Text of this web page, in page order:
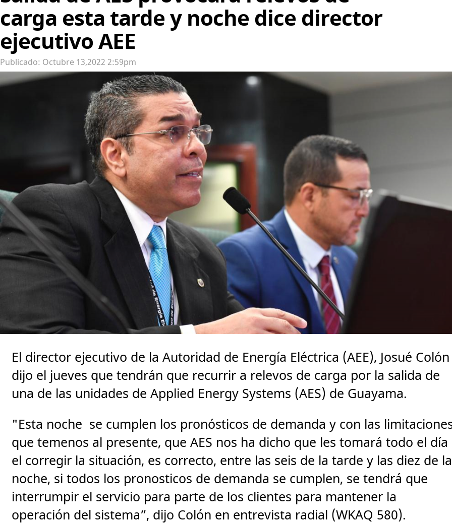
carga esta tarde y noche dice director
ejecutivo AEE
Publicado: Octubre 13,2022 2:59pm
El director ejecutivo de la Autoridad de Energía Eléctrica (AEE), Josué Colón
dijo el jueves que tendrán que recurrir a relevos de carga por la salida de
una de las unidades de Applied Energy Systems (AES) de Guayama.
"Esta noche se cumplen los pronósticos de demanda y con las
que temenos al presente, que AES nos ha dicho que les tomará todo el día
el corregir la situación, es correcto, entre las seis de la tarde y las diez de la
noche, si todos los pronosticos de demanda se cumplen, se tendrá que
interrumpir el servicio para parte de los clientes para mantener la
operación del sistema”, dijo Colón en entrevista radial (WKAQ 580).